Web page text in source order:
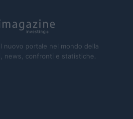
nuovo portale nel mondo della
news, confronti e statistiche.